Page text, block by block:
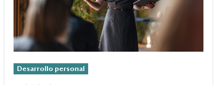
Desarrollo personal